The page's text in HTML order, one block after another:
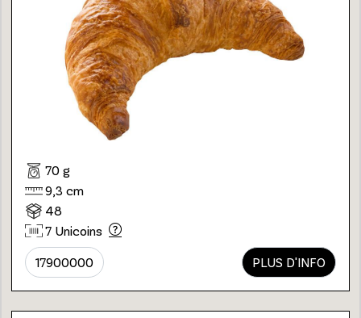
70 g
9,3 cm
48
7 Unicoins
17900000 PLUS D'INFO